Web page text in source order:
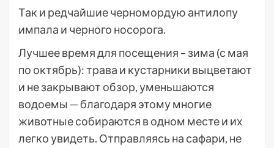
Так и редчайшие черномордую антилопу
импала и черного носорога.
Лучшее время для посещения – зима (с мая
по октябрь): трава и кустарники выцветают
и не закрывают обзор, уменьшаются
водоемы — благодаря этому многие
животные собираются в одном месте и их
легко увидеть. Отправляясь на сафари, не